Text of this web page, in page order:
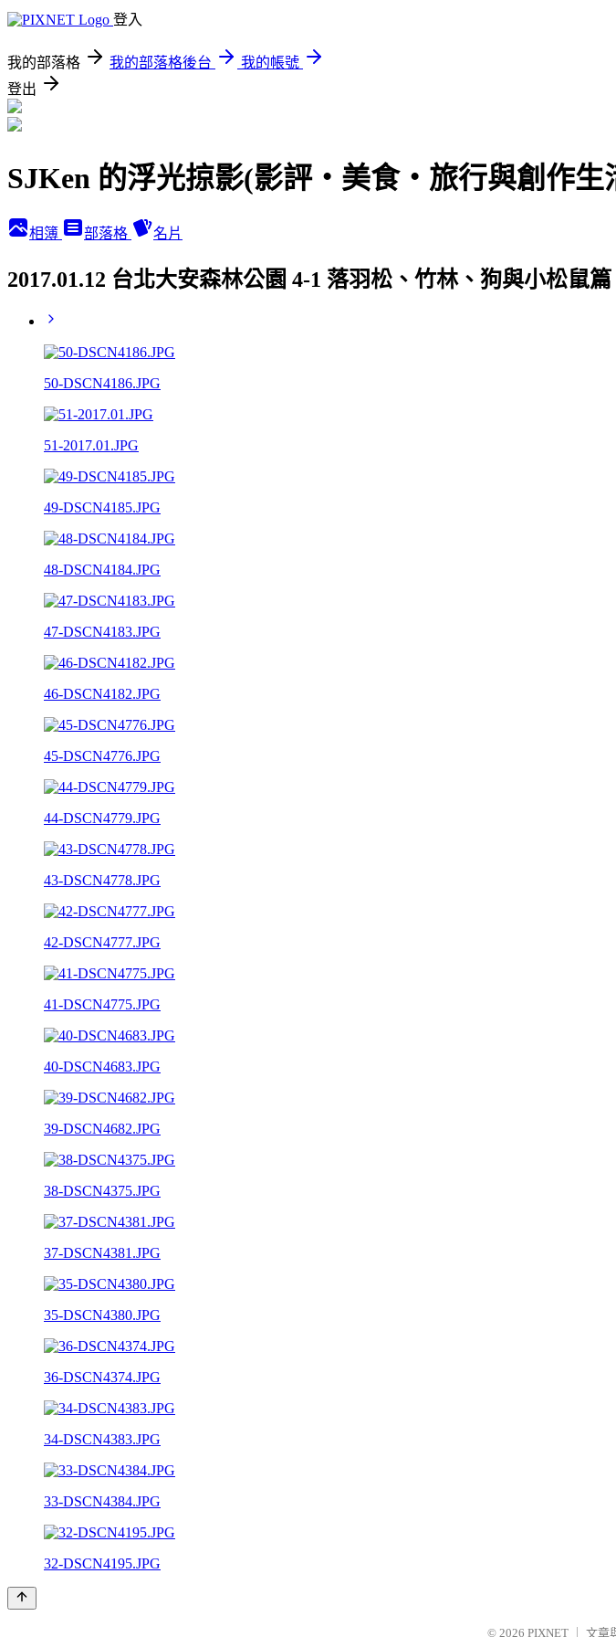
登入
我的部落格 我的部落格後台
我的帳號
登出
SJKen 的浮光掠影(影評‧美食‧旅行與創作生
相簿 部落格 名片
2017.01.12 台北大安森林公園 4-1 落羽松、竹林、狗與小松鼠
50-DSCN4186.JPG
51-2017.01.JPG
49-DSCN4185.JPG
48-DSCN4184.JPG
47-DSCN4183.JPG
46-DSCN4182.JPG
45-DSCN4776.JPG
44-DSCN4779.JPG
43-DSCN4778.JPG
42-DSCN4777.JPG
41-DSCN4775.JPG
40-DSCN4683.JPG
39-DSCN4682.JPG
38-DSCN4375.JPG
37-DSCN4381.JPG
35-DSCN4380.JPG
36-DSCN4374.JPG
34-DSCN4383.JPG
33-DSCN4384.JPG
32-DSCN4195.JPG
© 2026 PIXNET 文章